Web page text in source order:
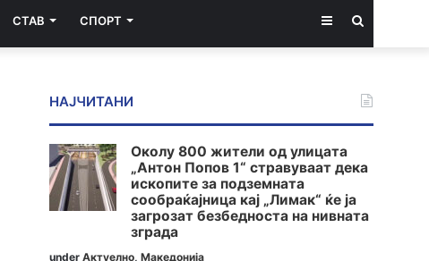
СТАВ СПОРТ Sidebar
НАЈЧИТАНИ
Околу 800 жители од улицата
„Антон Попов 1“ стравуваат дека
ископите за подземната
сообраќајница кај „Лимак“ ќе ја
загрозат безбедноста на нивната
зграда
underАктуелно,Македонија